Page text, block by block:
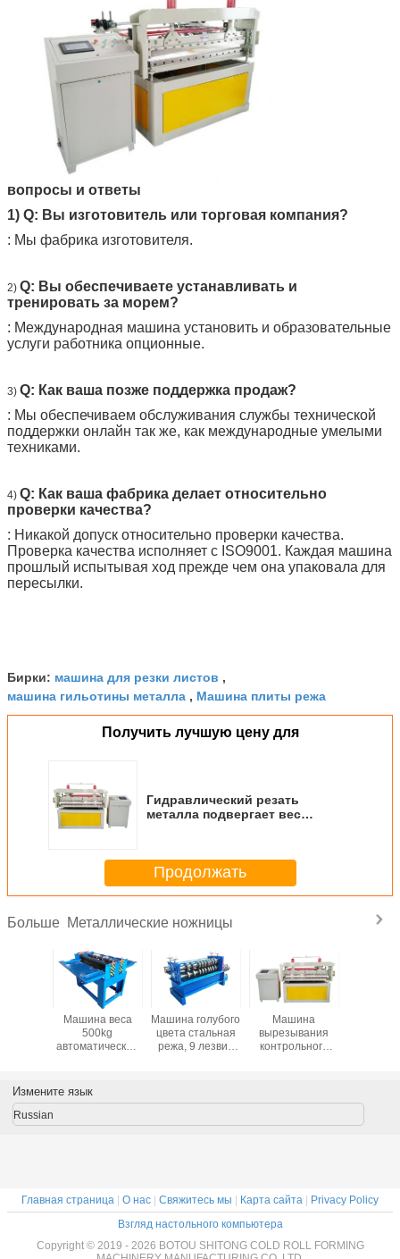
вопросы и ответы
1) Q: Вы изготовитель или торговая компания?
: Мы фабрика изготовителя.
2) Q: Вы обеспечиваете устанавливать и
тренировать за морем?
: Международная машина установить и образовательные
услуги работника опционные.
3) Q: Как ваша позже поддержка продаж?
: Мы обеспечиваем обслуживания службы технической
поддержки онлайн так же, как международные умелыми
техниками.
4) Q: Как ваша фабрика делает относительно
проверки качества?
: Никакой допуск относительно проверки качества.
Проверка качества исполняет с ISO9001. Каждая машина
прошлый испытывая ход прежде чем она упаковала для
пересылки.
Бирки: машина для резки листов ,
машина гильотины металла , Машина плиты режа
Получить лучшую цену для
Гидравлический резать
металла подвергает вес
вырезывание/сплющивать
Продолжать
Больше Металлические ножницы
Машина веса
500kg
автоматическая
M/Min автомата
Машина голубого
цвета стальная
режа, 9 лезвий
Машина
вырезывания
контрольного
листа
Измените язык
Russian
Главная страница | О нас | Свяжитесь мы | Карта сайта | Privacy Policy
Взгляд настольного компьютера
Copyright © 2019 - 2026 BOTOU SHITONG COLD ROLL FORMING